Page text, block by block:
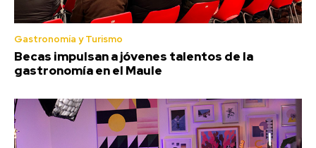
Gastronomía y Turismo
Becas impulsan a jóvenes talentos de la
gastronomía en el Maule